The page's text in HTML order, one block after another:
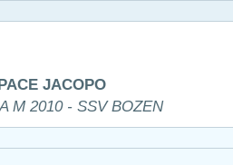
JACOPO
M 2010 - SSV BOZEN